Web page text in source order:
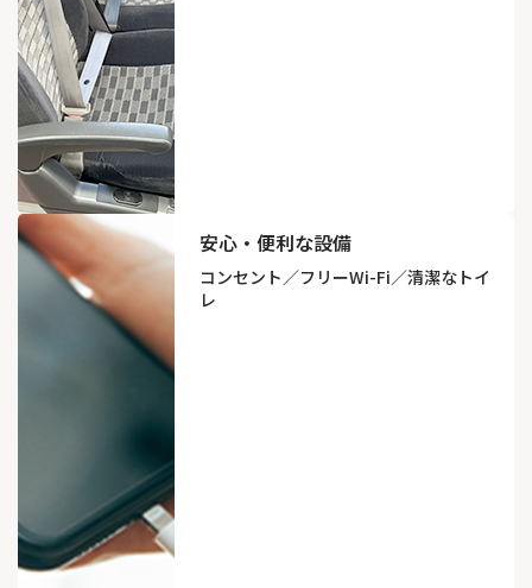
安心・便利な設備
コンセント／フリーWi-Fi／清潔なトイ
レ